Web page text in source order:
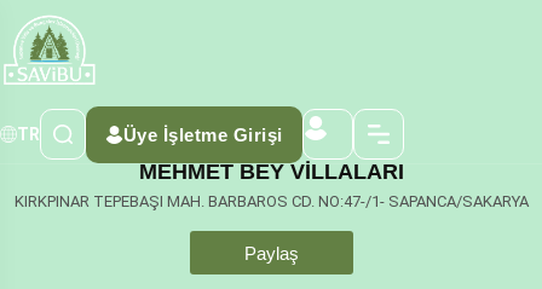
TR Üye İşletme Girişi
MEHMET BEY VİLLALARI
KIRKPINAR TEPEBAŞI MAH. BARBAROS CD. NO:47-/1- SAPANCA/SAKARYA
Paylaş